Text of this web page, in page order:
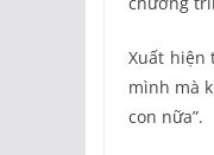
Xuất hiện
mình mà
con nữa”.